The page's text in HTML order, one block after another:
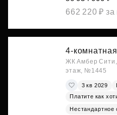
662 220 ₽ за
4-
ЖК Амбер Сити,
этаж, №1445
3 кв 2029
Платите как
Нестандартное